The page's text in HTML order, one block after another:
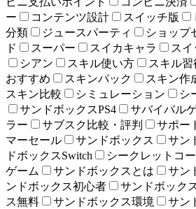
ー
コンテンツ設計 スイッチ版
分類
ジュースパーティ ショップ
ド
スーパー スイカキャラ ス
シアン
スキル使い方 スキル習
おすすめ
スキンパック スキン作
スキン比較
シミュレーション シ
サンドボックスPS4
サバイバル
ラー
サブスク比較・評判 サポー
マーセール
サンドボックス サン
ドボックスSwitch
シークレットコ
ゲーム
サンドボックスとは サン
ンドボックス初心者
サンドボック
ス無料
サンドボックス環境 サン